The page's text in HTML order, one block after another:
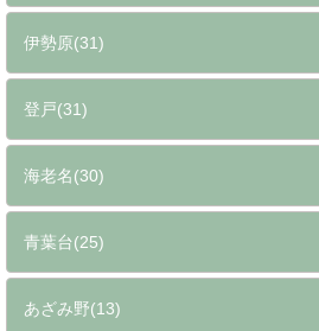
伊勢原(31)
登戸(31)
海老名(30)
青葉台(25)
あざみ野(13)